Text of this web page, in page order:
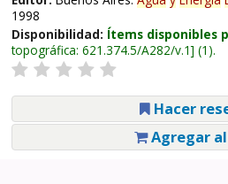
1998
Disponibilidad: Ítems disponibles
topográfica: 621.374.5/A282/v.1 (1).
Hacer
Agregar